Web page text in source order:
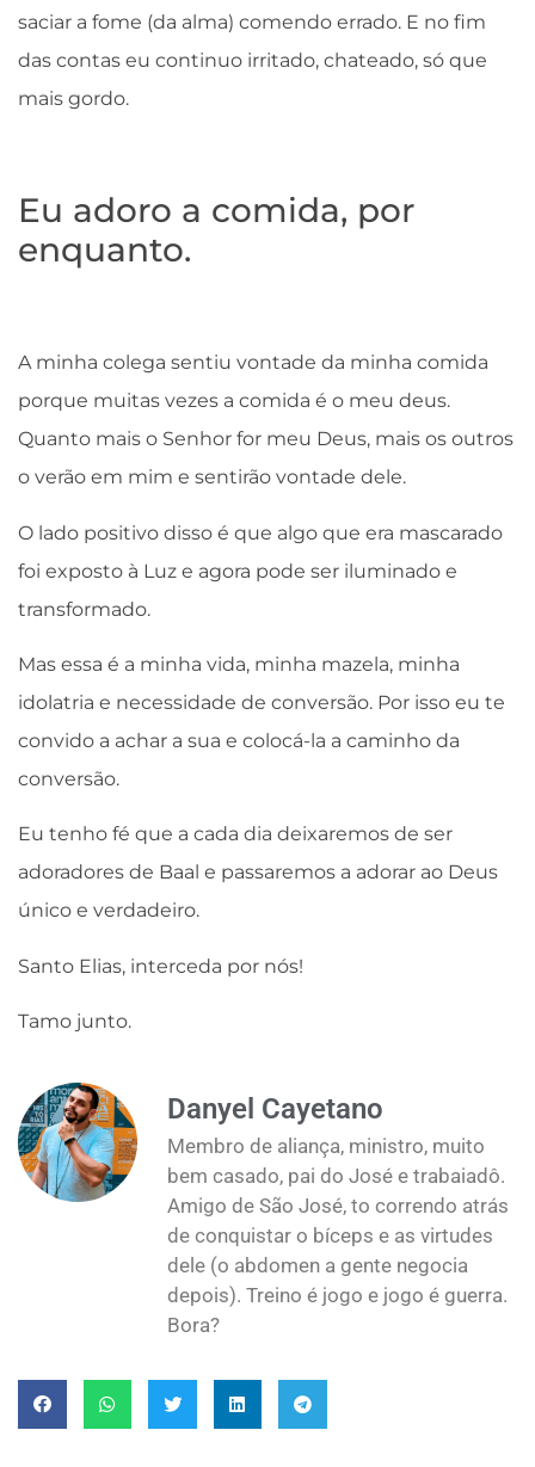
saciar a fome (da alma) comendo errado. E no fim
das contas eu continuo irritado, chateado, só que
mais gordo.
Eu adoro a comida, por
enquanto.
A minha colega sentiu vontade da minha comida
porque muitas vezes a comida é o meu deus.
Quanto mais o Senhor for meu Deus, mais os outros
o verão em mim e sentirão vontade dele.
O lado positivo disso é que algo que era mascarado
foi exposto à Luz e agora pode ser iluminado e
transformado.
Mas essa é a minha vida, minha mazela, minha
idolatria e necessidade de conversão. Por isso eu te
convido a achar a sua e colocá-la a caminho da
conversão.
Eu tenho fé que a cada dia deixaremos de ser
adoradores de Baal e passaremos a adorar ao Deus
único e verdadeiro.
Santo Elias, interceda por nós!
Tamo junto.
Danyel Cayetano
Membro de aliança, ministro, muito
bem casado, pai do José e trabaiadô.
Amigo de São José, to correndo atrás
de conquistar o bíceps e as virtudes
dele (o abdomen a gente negocia
depois). Treino é jogo e jogo é guerra.
Bora?